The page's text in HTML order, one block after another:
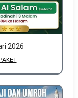
2026